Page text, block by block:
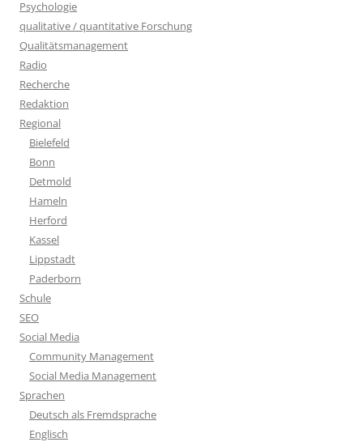
Psychologie
qualitative / quantitative Forschung
Qualitätsmanagement
Radio
Recherche
Redaktion
Regional
Bielefeld
Bonn
Detmold
Hameln
Herford
Kassel
Lippstadt
Paderborn
Schule
SEO
Social Media
Community Management
Social Media Management
Sprachen
Deutsch als Fremdsprache
Englisch